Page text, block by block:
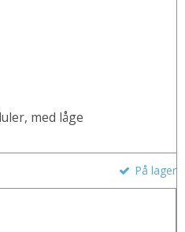
med låge
På lager